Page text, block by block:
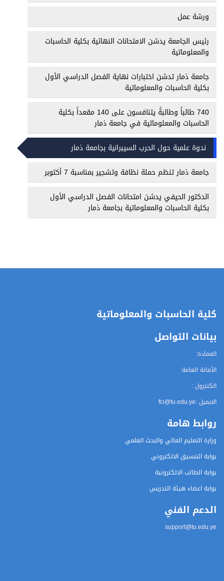
ورشة عمل
رئيس الجامعة يدشن الامتحانات النهائية بكلية الحاسبات
والمعلوماتية
جامعة ذمار تدشن اختبارات نهاية الفصل الدراسي الأول
بكلية الحاسبات والمعلوماتية
740 طالباً وطالبةً يتنافسون على 140 مقعداً بكلية
الحاسبات والمعلوماتية في جامعة ذمار
ندوة علمية حول الحرب السيبرانية بجامعة ذمار
جامعة ذمار تنظم حملة نظافة وتشجير بمناسبة 7 أكتوبر
الدكتور الحيفي يدشن امتحانات الفصل الدراسي الأول
بكلية الحاسبات والمعلوماتية بجامعة ذمار
كلية الحاسبات والمعلوماتية
بيانات التواصل
العمادة:
الأمانة العامة:
الكنترول :
الايميل :fci@tu.edu.ye
روابط هامة
وزارة التعليم العالي والبحث العلمي
بوابة التنسيق الالكتروني
بوابة الطالب الالكترونية
بوابة اعضاء هيئة التدريس
الدعم الفني
support@tu.edu.ye